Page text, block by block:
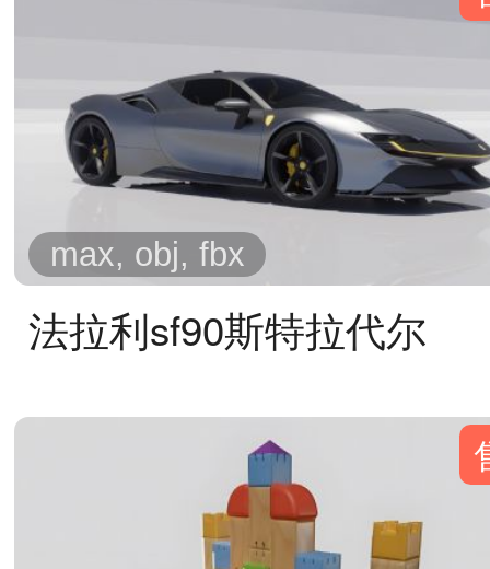
法拉利sf90斯特拉代尔
max, obj, fbx